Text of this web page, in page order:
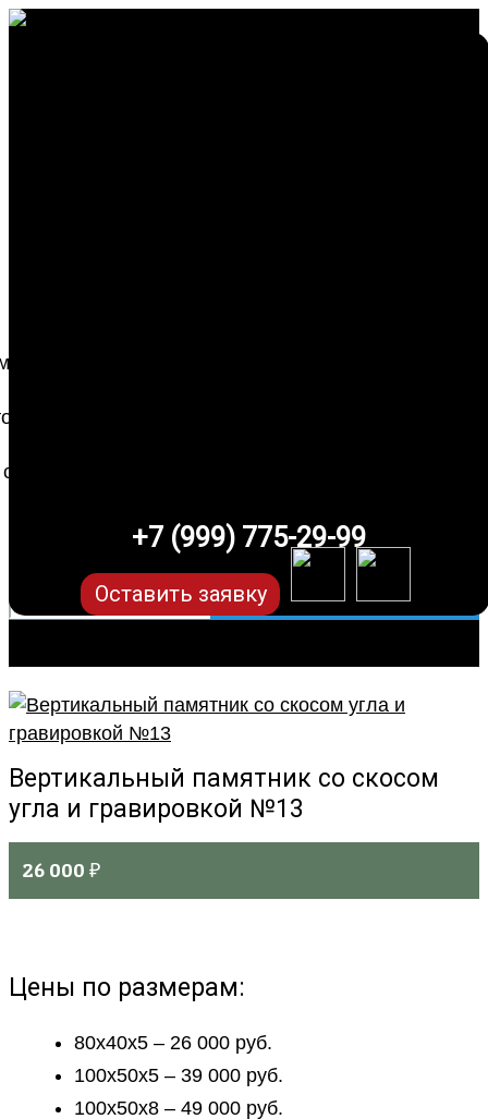
+7 (999) 775-29-99
Оставить заявку
Вертикальный памятник со скосом
угла и гравировкой №13
26 000 ₽
Цены по размерам:
80х40х5 – 26 000 руб.
100х50х5 – 39 000 руб.
100х50х8 – 49 000 руб.